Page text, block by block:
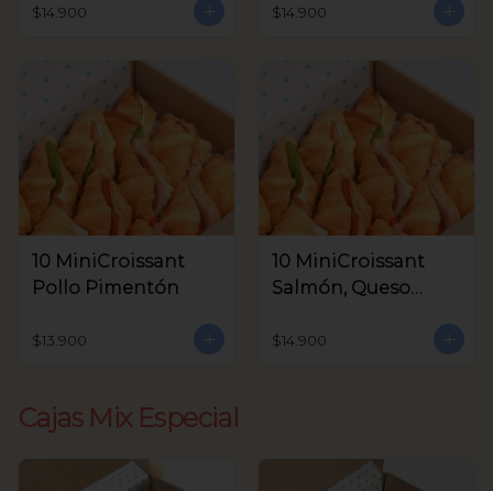
Aceitunas V.
$14.900 $14.900
10 MiniCroissant
Pollo Pimentón
$13.900
10 MiniCroissant
Salmón, Queso
$14.900
Cajas Mix Especial